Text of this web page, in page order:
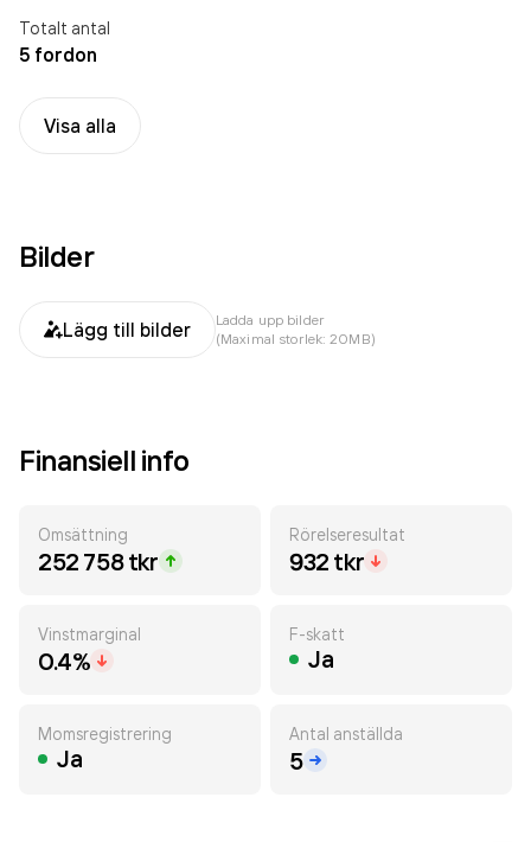
Totalt antal
5 fordon
Visa alla
Bilder
Lägg till bilder
Ladda upp bilder
(Maximal storlek: 20MB)
Finansiell info
Omsättning
252 758 tkr
Rörelseresultat
932 tkr
Vinstmarginal
0.4%
F-skatt
Ja
Momsregistrering
Ja
Antal anställda
5